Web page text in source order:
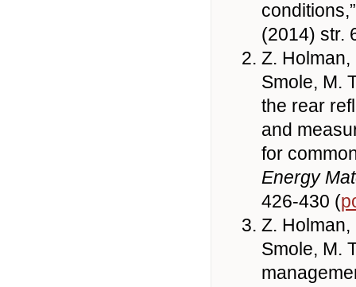
(2014) str.
Z. Holman,
Smole, M.
the rear
and
for
Energy
426-430 (
Z. Holman,
Smole, M.